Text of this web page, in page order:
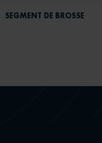
SEGMENT DE BROSSE